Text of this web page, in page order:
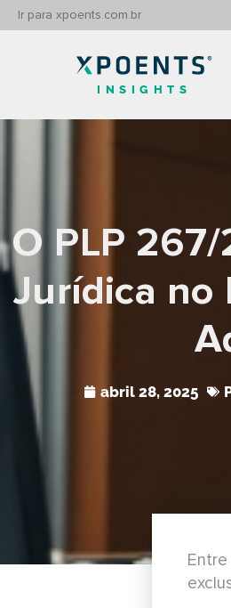
Ir para xpoents.com.br
INSIGHTS
O PLP 267/
Jurídica no
abril 28, 2025